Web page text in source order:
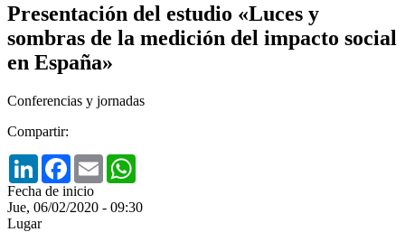
Presentación del estudio «Luces y
sombras de la medición del impacto social
en España»
Conferencias y jornadas
Compartir:
LinkedInFacebook
Email
Fecha de inicio
Jue, 06/02/2020 - 09:30
Lugar